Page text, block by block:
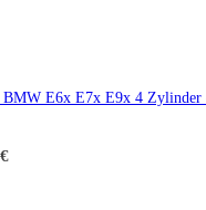
BMW E6x E7x E9x 4
€